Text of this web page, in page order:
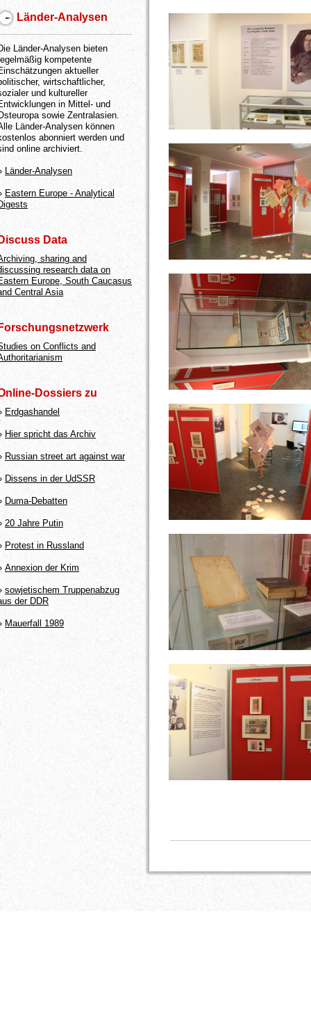
Länder-Analysen
Länder-Analysen bieten
kompetente
aktueller
wirtschaftlicher,
und kultureller
in Mittel- und
sowie Zentralasien.
Länder-Analysen können
abonniert werden und
online archiviert.
Länder-Analysen
Eastern Europe - Analytical
Data
sharing and
research data on
Europe, South Caucasus
Central Asia
on Conflicts and
Dossiers zu
Erdgashandel
Hier spricht das Archiv
Russian street art against war
Dissens in der UdSSR
Duma-Debatten
20 Jahre Putin
Protest in Russland
Annexion der Krim
sowjetischem Truppenabzug
der DDR
Mauerfall 1989